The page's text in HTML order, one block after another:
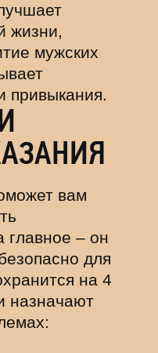
жизни,
мужских
привыкания.
вам
главное – он
для
на 4
назначают